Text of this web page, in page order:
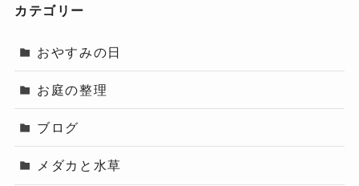
カテゴリー
おやすみの日
お庭の整理
ブログ
メダカと水草